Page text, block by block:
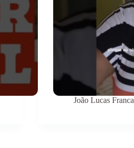
João Lucas Franca